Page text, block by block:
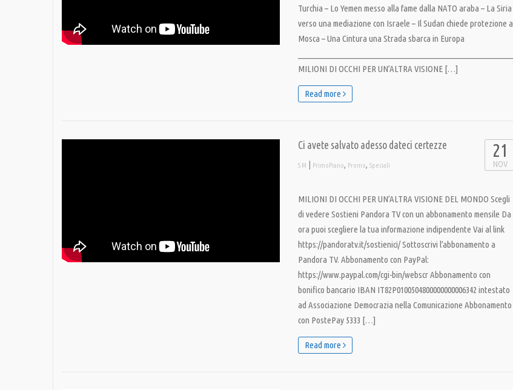
Turchia – Lo Yemen messo alla fame dalla NATO araba – La Siria
verso una mediazione con Israele – Il Sudan chiede protezione a
Mosca – Una Cintura una Strada sbarca in Europa
MILIONI DI OCCHI PER UN’ALTRA VISIONE […]
Read more
Ci avete salvato adesso dateci certezze
S M | PrimoPiano, Promo, Speciali
21
NOV
MILIONI DI OCCHI PER UN’ALTRA VISIONE DEL MONDO Scegli
di vedere Sostieni Pandora TV con un abbonamento mensile Da
ora puoi scegliere la tua informazione indipendente Vai al link
https://pandoratv.it/sostienici/ Sottoscrivi l’abbonamento a
Pandora TV. Abbonamento con PayPal:
https://www.paypal.com/cgi-bin/webscr Abbonamento con
bonifico bancario IBAN IT82P0100504800000000006342 intestato
ad Associazione Democrazia nella Comunicazione Abbonamento
con PostePay 5333 […]
Read more